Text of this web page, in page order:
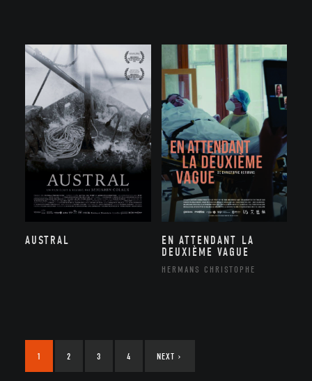
AUSTRAL
EN ATTENDANT LA
DEUXIÈME VAGUE
HERMANS CHRISTOPHE
1 2 3 4 NEXT ›